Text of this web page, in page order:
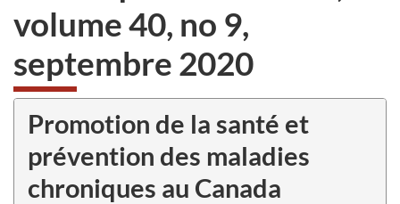
volume 40, no 9,
septembre 2020
Promotion de la santé et
prévention des maladies
chroniques au Canada